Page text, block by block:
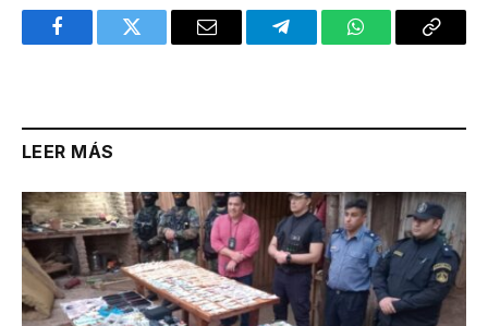
FacebookTwitter Email TelegramWhatsAppCopy
LEER MÁS